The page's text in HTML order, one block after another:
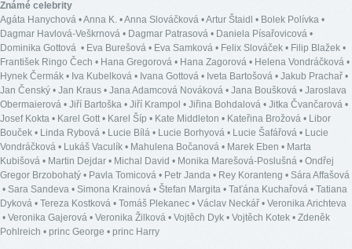
Známé celebrity
Agáta Hanychová •Anna K. •Anna Slováčková •Artur Štaidl • Bolek Polívka •
Dagmar Havlová-Veškrnová • Dagmar Patrasová • Daniela Písařovicová •
Dominika Gottová • Eva Burešová • Eva Samková • Felix Slováček • Filip Blažek •
František Ringo Čech • Hana Gregorová • Hana Zagorová • Helena Vondráčková •
Hynek Čermák • Iva Kubelková • Ivana Gottová • Iveta Bartošová • Jakub Prachař •
Jan Čenský • Jan Kraus • Jana Adamcová Nováková • Jana Boušková • Jaroslava
Obermaierová • Jiří Bartoška • Jiří Krampol • Jiřina Bohdalová • Jitka Čvančarová •
Josef Kokta • Karel Gott• Karel Šíp • Kate Middleton • Kateřina Brožová • Libor
Bouček • Linda Rybová • Lucie Bílá • Lucie Borhyová • Lucie Šafářová • Lucie
Vondráčková • Lukáš Vaculík • Mahulena Bočanová • Marek Eben • Marta
Kubišová • Martin Dejdar • Michal David • Monika Marešová-Poslušná • Ondřej
Gregor Brzobohatý • Pavla Tomicová • Petr Janda • Rey Koranteng • Sára Affašová
• Sara Sandeva • Simona Krainová • Štefan Margita • Taťána Kuchařová • Tatiana
Dyková • Tereza Kostková • Tomáš Plekanec • Václav Neckář • Veronika Arichteva
• Veronika Gajerová • Veronika Žilková • Vojtěch Dyk • Vojtěch Kotek • Zdeněk
Pohlreich • princ George • princ Harry